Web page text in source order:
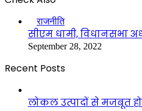
राजनीति
सीएम धामी, विधानसभा
September 28, 2022
Recent Posts
लोकल उत्पादों से मजबूत